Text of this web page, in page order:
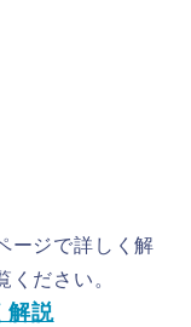
ージで詳しく解
ださい。
解説